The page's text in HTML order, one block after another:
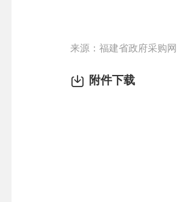
来源：福建省政府采购网
附件下载